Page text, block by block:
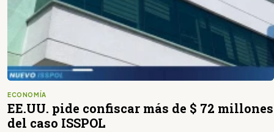
ECONOMÍA
EE.UU. pide confiscar más de $ 72 millones
del caso ISSPOL